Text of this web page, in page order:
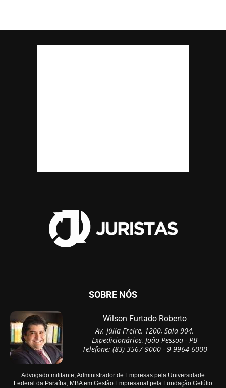
SOBRE NÓS
Wilson Furtado Roberto
Av. Júlia Freire, 1200, Sala 904,
Expedicionários, João Pessoa - PB
Telefone: (83) 3567-9000 - 9 9964-6000
Advogado militante, Administrador de Empresas pela Universidade
Federal da Paraíba, MBA em Gestão Empresarial pela Fundação Getúlio